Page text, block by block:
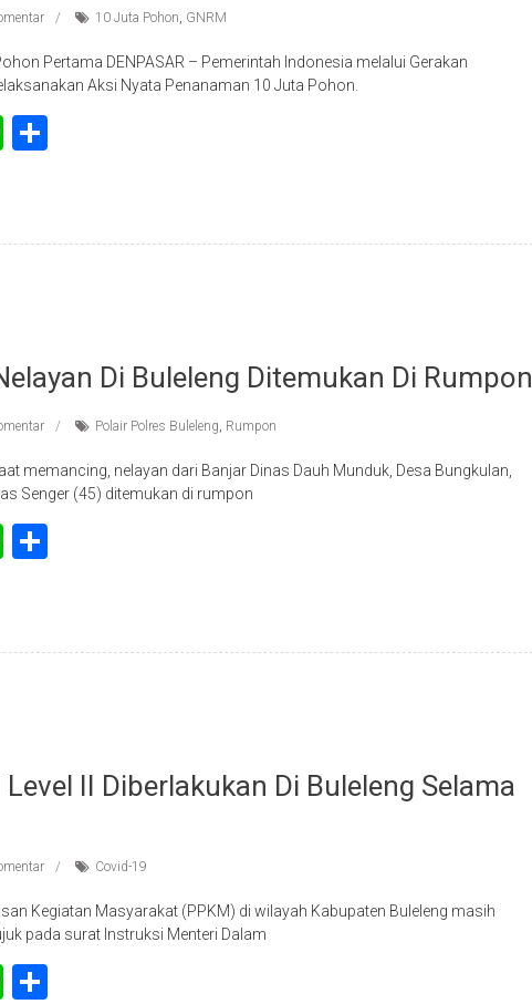
10 Juta Pohon, GNRM
Pertama DENPASAR – Pemerintah Indonesia melalui Gerakan
Aksi Nyata Penanaman 10 Juta Pohon.
Line
Di Buleleng Ditemukan Di Rumpon
Polair Polres Buleleng, Rumpon
memancing, nelayan dari Banjar Dinas Dauh Munduk, Desa Bungkulan,
Senger (45) ditemukan di rumpon
Line
II Diberlakukan Di Buleleng Selama
Covid-19
Kegiatan Masyarakat (PPKM) di wilayah Kabupaten Buleleng masih
pada surat Instruksi Menteri Dalam
Line